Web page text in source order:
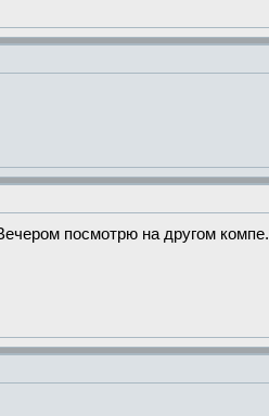
посмотрю на другом компе.